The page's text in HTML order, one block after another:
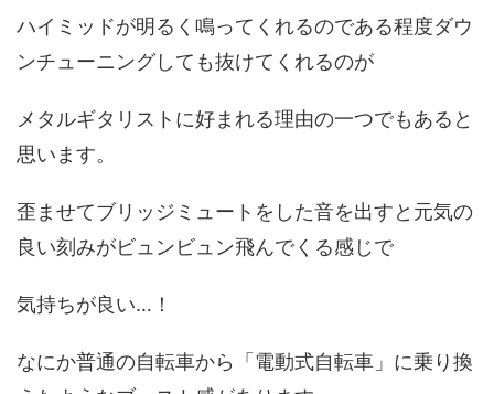
ハイミッドが明るく鳴ってくれるのである程度ダウ
ンチューニングしても抜けてくれるのが
メタルギタリストに好まれる理由の一つでもあると
思います。
歪ませてブリッジミュートをした音を出すと元気の
良い刻みがビュンビュン飛んでくる感じで
気持ちが良い…！
なにか普通の自転車から「電動式自転車」に乗り換